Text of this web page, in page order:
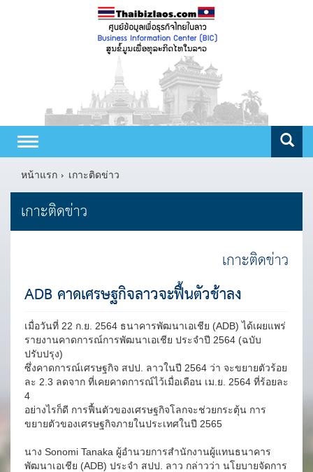
Toggle
navigation
หน้าแรก
เกาะติดข่าว
เกาะติดข่าว
เกาะติดข่าว
ADB คาดเศรษฐกิจลาวจะฟื้นตัวช้าลง
เมื่อวันที่ 22 ก.ย. 2564 ธนาคารพัฒนาเอเชีย (ADB) ได้เผยแพร่
รายงานคาดการณ์การพัฒนาเอเชีย ประจำปี 2564 (ฉบับ
ปรับปรุง)
ซึ่งคาดการณ์เศรษฐกิจ สปป. ลาวในปี 2564 ว่า จะขยายตัวร้อย
ละ 2.3 ลดจาก ที่เคยคาดการณ์ไว้เมื่อเดือน เม.ย. 2564 ที่ร้อยละ
4
อย่างไรก็ดี การฟื้นตัวของเศรษฐกิจโลกจะช่วยกระตุ้น การ
ขยายตัวของเศรษฐกิจภายในประเทศในปี 2565
นาง Sonomi Tanaka ผู้อํานวยการสํานักงานผู้แทนธนาคาร
พัฒนาเอเชีย (ADB) ประจํา สปป. ลาว กล่าวว่า นโยบายจัดการ